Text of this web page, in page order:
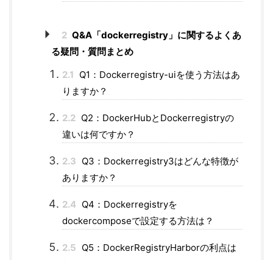
2 Q&A「dockerregistry」に関するよくあ
る疑問・質問まとめ
2.1 Q1：Dockerregistry-uiを使う方法はあ
りますか？
2.2 Q2：DockerHubとDockerregistryの
違いは何ですか？
2.3 Q3：Dockerregistry3はどんな特徴が
ありますか？
2.4 Q4：Dockerregistryを
dockercomposeで設定する方法は？
2.5 Q5：DockerRegistryHarborの利点は